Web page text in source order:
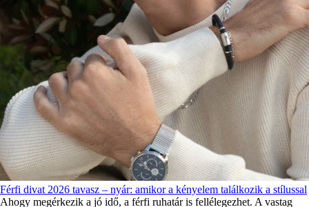
Férfi divat 2026 tavasz – nyár: amikor a kényelem találkozik a stílussal
Ahogy megérkezik a jó idő, a férfi ruhatár is fellélegezhet. A vastag